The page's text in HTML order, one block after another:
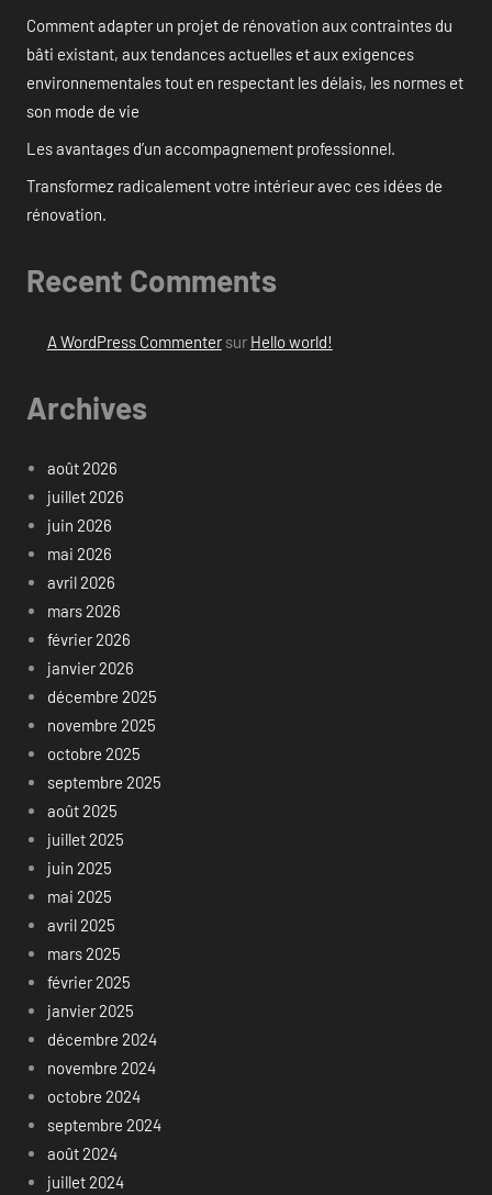
Comment adapter un projet de rénovation aux contraintes du
bâti existant, aux tendances actuelles et aux exigences
environnementales tout en respectant les délais, les normes et
son mode de vie
Les avantages d’un accompagnement professionnel.
Transformez radicalement votre intérieur avec ces idées de
rénovation.
Recent Comments
A WordPress Commentersur Hello world!
Archives
août 2026
juillet 2026
juin 2026
mai 2026
avril 2026
mars 2026
février 2026
janvier 2026
décembre 2025
novembre 2025
octobre 2025
septembre 2025
août 2025
juillet 2025
juin 2025
mai 2025
avril 2025
mars 2025
février 2025
janvier 2025
décembre 2024
novembre 2024
octobre 2024
septembre 2024
août 2024
juillet 2024